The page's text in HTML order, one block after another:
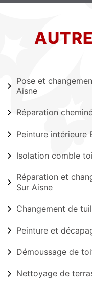
Pose et
Aisne
Réparation
Peinture intérieure
Isolation comble
Réparation et
Sur Aisne
Changement de
Peinture et
Démoussage de
Nettoyage de